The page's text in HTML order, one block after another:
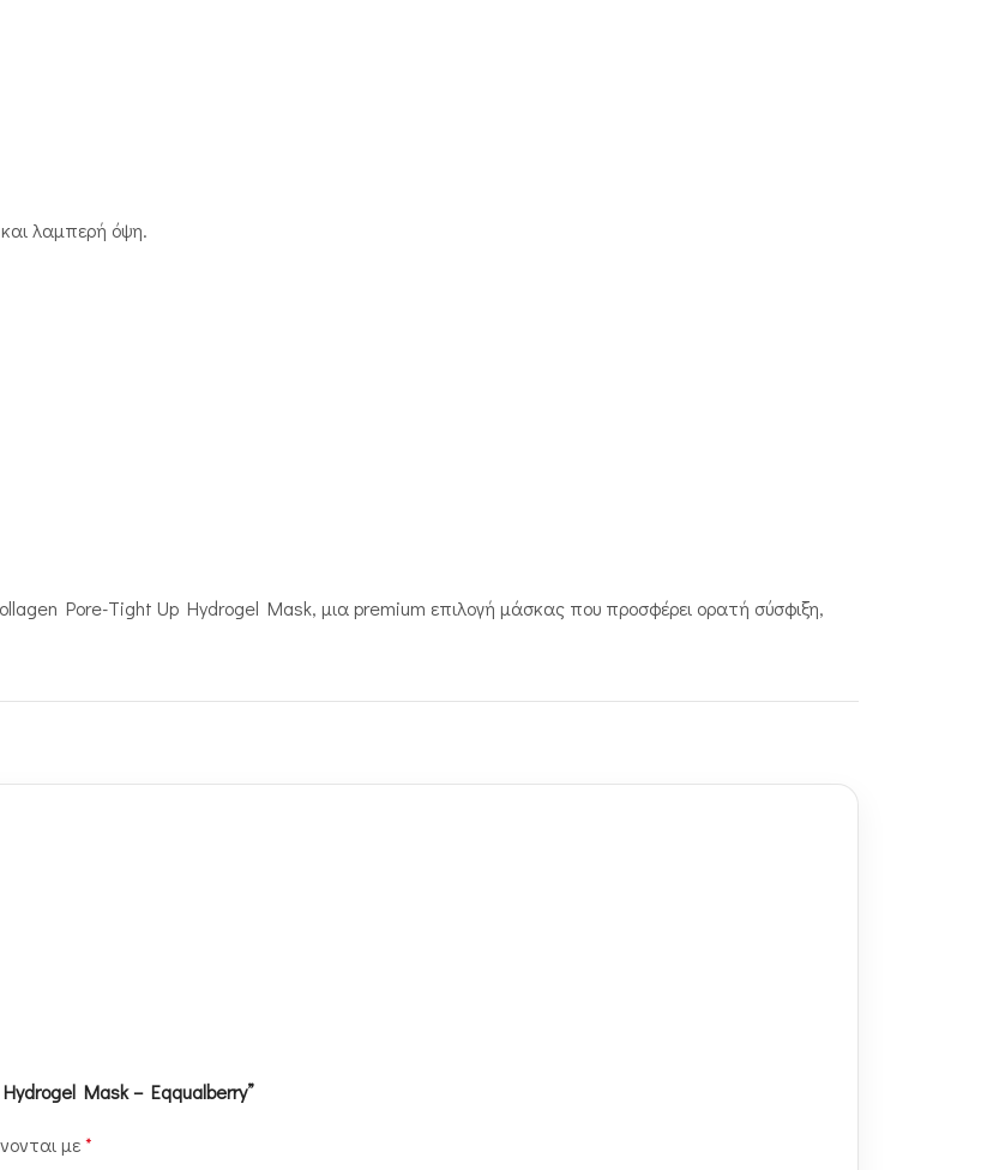
λαμπερή όψη.
Pore-Tight Up Hydrogel Mask, μια premium επιλογή μάσκας που προσφέρει ορατή σύσφιξη,
Mask – Eqqualberry”
με*